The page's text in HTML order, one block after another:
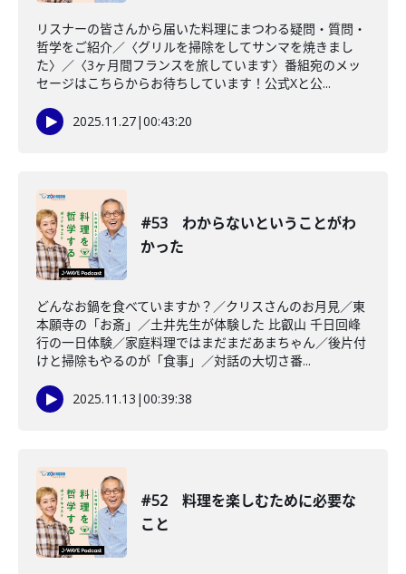
リスナーの皆さんから届いた料理にまつわる疑問・質問・
哲学をご紹介／〈グリルを掃除をしてサンマを焼きまし
た〉／〈3ヶ月間フランスを旅しています〉番組宛のメッ
セージはこちらからお待ちしています！公式Xと公...
2025.11.27|00:43:20
#53 わからないということがわ
かった
どんなお鍋を食べていますか？／クリスさんのお月見／東
本願寺の「お斎」／土井先生が体験した 比叡山 千日回峰
行の一日体験／家庭料理ではまだまだあまちゃん／後片付
けと掃除もやるのが「食事」／対話の大切さ番...
2025.11.13 |00:39:38
#52 料理を楽しむために必要な
こと